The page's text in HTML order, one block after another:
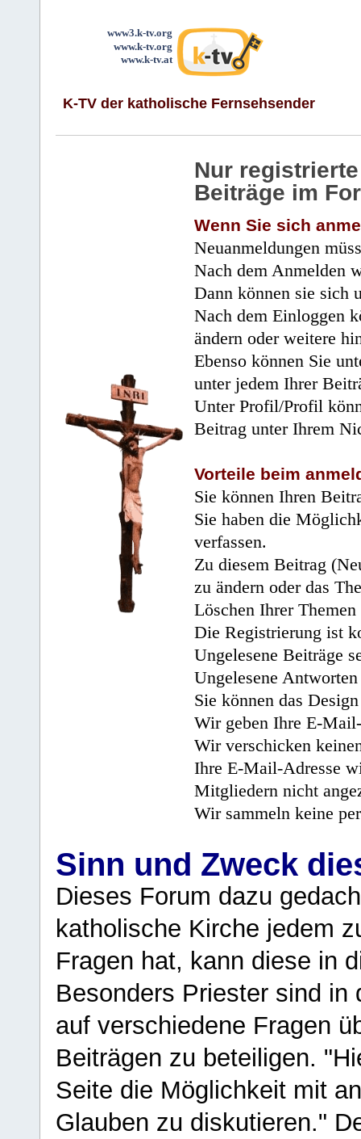
www3.k-tv.org
www.k-tv.org
www.k-tv.at
K-TV der katholische Fernsehsender
Nur
Beiträge im
Wenn Sie sich
Neuanmeldungen
Nach dem Anmelden
Dann können sie sich
Nach dem Einloggen
ändern oder weitere
Ebenso können Sie
unter jedem Ihrer
Unter Profil/Profil
Beitrag unter Ihrem
Vorteile beim
Sie können Ihren
Sie haben die
verfassen.
Zu diesem Beitrag
zu ändern oder das
Löschen Ihrer
Die Registrierung ist
Ungelesene Beiträge
Ungelesene
Sie können das
Wir geben Ihre E-
Wir verschicken
Ihre E-Mail-Adresse
Mitgliedern nicht
Wir sammeln keine
Sinn und Zweck
Dieses Forum dazu
katholische Kirche jedem
Fragen hat, kann diese in
Besonders Priester sind in
auf verschiedene Fragen
Beiträgen zu beteiligen.
Seite die Möglichkeit mit
Glauben zu diskutieren."